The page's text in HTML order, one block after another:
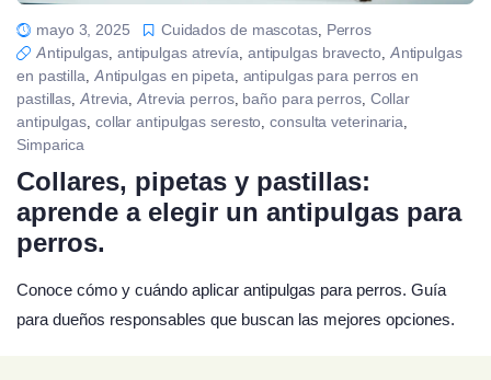
mayo 3, 2025 Cuidados de mascotas, Perros
Antipulgas antipulgas atrevía antipulgas bravecto, Antipulgas
en pastilla Antipulgas en pipeta antipulgas para perros en
pastillas Atrevia ,Atrevia perros, baño para perros, Collar
antipulgas collar antipulgas seresto ,consulta veterinaria
Simparica
Collares, pipetas y pastillas:
aprende a elegir un antipulgas para
perros.
Conoce cómo y cuándo aplicar antipulgas para perros. Guía
para dueños responsables que buscan las mejores opciones.